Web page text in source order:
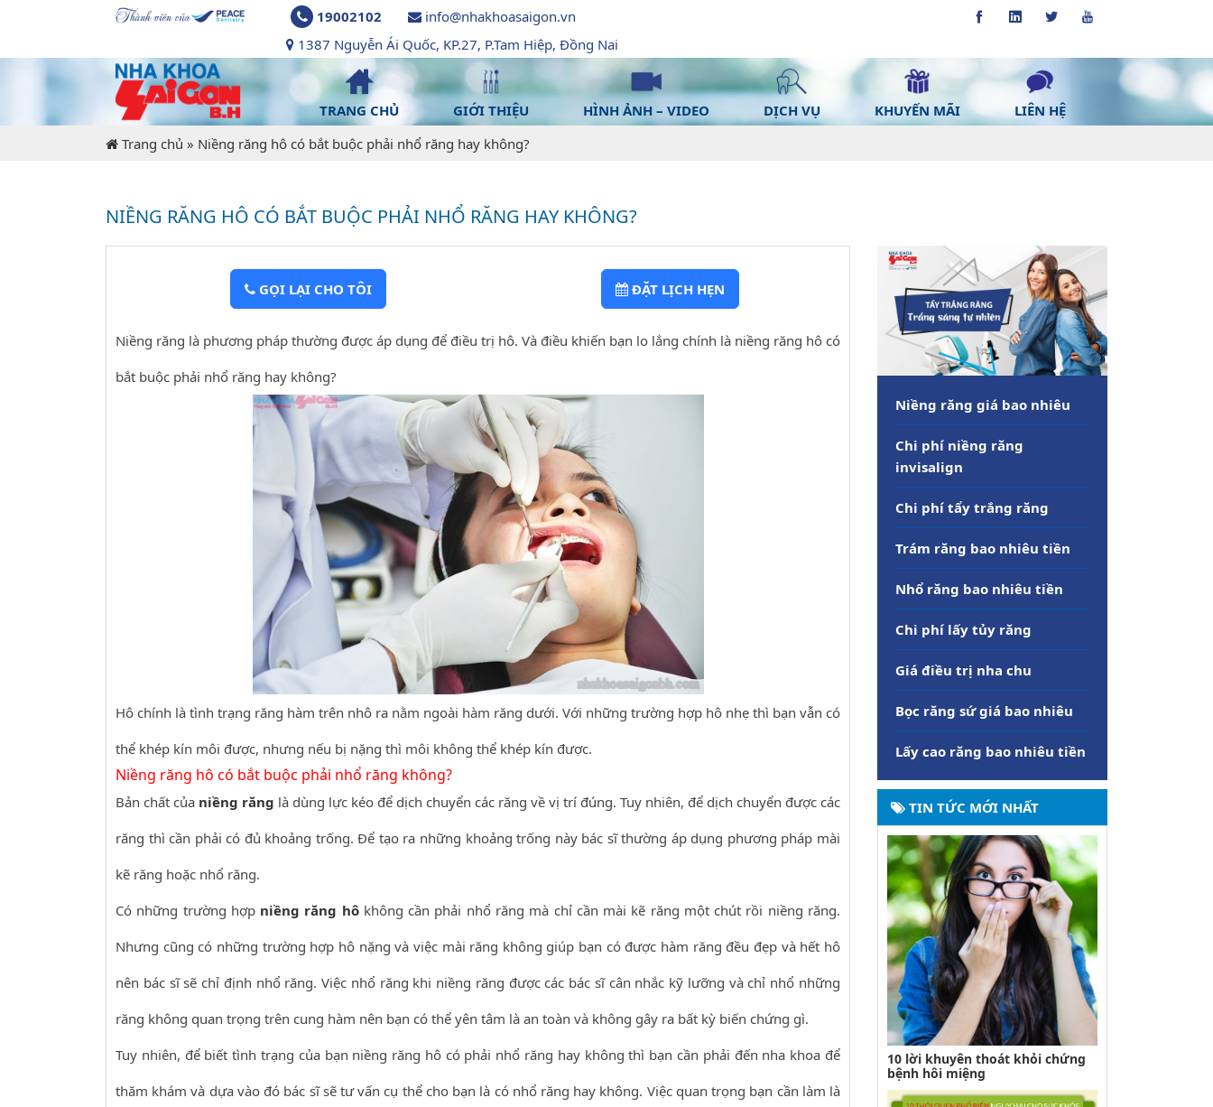
19002102
info@nhakhoasaigon.vn
1387 Nguyễn Ái Quốc, KP.27, P.Tam Hiệp, Đồng Nai
TRANG CHỦ GIỚI THIỆU HÌNH ẢNH – VIDEO DỊCH VỤ KHUYẾN MÃI
LIÊN HỆ
Trang chủ » Niềng răng hô có bắt buộc phải nhổ răng hay không?
NIỀNG RĂNG HÔ CÓ BẮT BUỘC PHẢI NHỔ RĂNG HAY KHÔNG?
GỌI LẠI CHO TÔI ĐẶT LỊCH HẸN
Niềng răng là phương pháp thường được áp dụng để điều trị hô. Và điều khiến bạn lo lắng chính là niềng răng hô có
bắt buộc phải nhổ răng hay không?
Hô chính là tình trạng răng hàm trên nhô ra nằm ngoài hàm răng dưới. Với những trường hợp hô nhẹ thì bạn vẫn có
thể khép kín môi được, nhưng nếu bị nặng thì môi không thể khép kín được.
Niềng răng hô có bắt buộc phải nhổ răng không?
Bản chất của niềng răng là dùng lực kéo để dịch chuyển các răng về vị trí đúng. Tuy nhiên, để dịch chuyển được các
răng thì cần phải có đủ khoảng trống. Để tạo ra những khoảng trống này bác sĩ thường áp dụng phương pháp mài
kẽ răng hoặc nhổ răng.
Có những trường hợp niềng răng hôkhông cần phải nhổ răng mà chỉ cần mài kẽ răng một chút rồi niềng răng.
Nhưng cũng có những trường hợp hô nặng và việc mài răng không giúp bạn có được hàm răng đều đẹp và hết hô
nên bác sĩ sẽ chỉ định nhổ răng. Việc nhổ răng khi niềng răng được các bác sĩ cân nhắc kỹ lưỡng và chỉ nhổ những
răng không quan trọng trên cung hàm nên bạn có thể yên tâm là an toàn và không gây ra bất kỳ biến chứng gì.
Tuy nhiên, để biết tình trạng của bạn niềng răng hô có phải nhổ răng hay không thì bạn cần phải đến nha khoa để
thăm khám và dựa vào đó bác sĩ sẽ tư vấn cụ thể cho bạn là có nhổ răng hay không. Việc quan trọng bạn cần làm là
Niềng răng giá bao nhiêu
Chi phí niềng răng
invisalign
Chi phí tẩy trắng răng
Trám răng bao nhiêu tiền
Nhổ răng bao nhiêu tiền
Chi phí lấy tủy răng
Giá điều trị nha chu
Bọc răng sứ giá bao nhiêu
Lấy cao răng bao nhiêu tiền
TIN TỨC MỚI NHẤT
10 lời khuyên thoát khỏi chứng
bệnh hôi miệng